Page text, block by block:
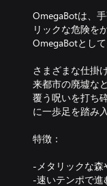
OmegaBotは、
リックな危険を
OmegaBotとし
さまざまな仕掛
来都市の廃墟な
覆う呪いを打ち
に一歩足を踏み
特徴：
-メタリックな
-速いテンポで進